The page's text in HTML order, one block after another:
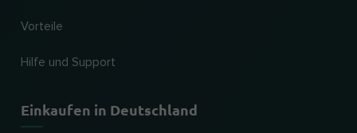
Vorteile
Hilfe und Support
Einkaufen in Deutschland